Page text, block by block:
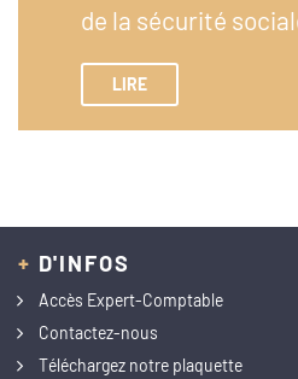
de la sécurité
LIRE
+ D'INFOS
Accès Expert-Comptable
Contactez-nous
Téléchargez notre plaquette